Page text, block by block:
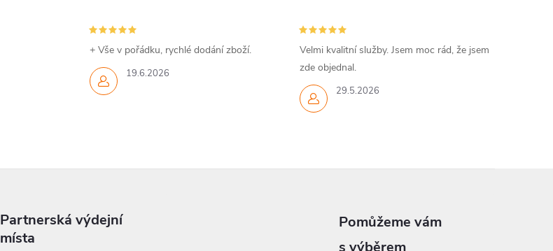
19.6.2026
+ Vše v pořádku, rychlé dodání zboží.
29.5.2026
Velmi kvalitní služby. Jsem moc rád, že jsem
zde objednal.
Partnerská výdejní
místa